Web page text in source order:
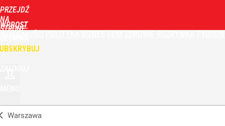
PRZEJDŹ
NA
STRONĘ
WPROST
Warszawa